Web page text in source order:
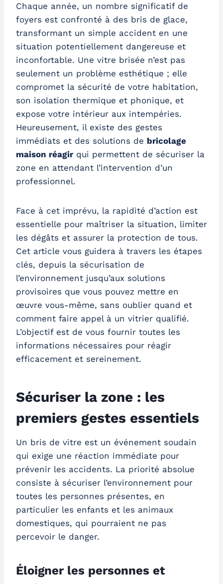
Chaque année, un nombre significatif de
foyers est confronté à des bris de glace,
transformant un simple accident en une
situation potentiellement dangereuse et
inconfortable. Une vitre brisée n’est pas
seulement un problème esthétique ; elle
compromet la sécurité de votre habitation,
son isolation thermique et phonique, et
expose votre intérieur aux intempéries.
Heureusement, il existe des gestes
immédiats et des solutions de bricolage
maison réagir qui permettent de sécuriser la
zone en attendant l’intervention d’un
professionnel.
Face à cet imprévu, la rapidité d’action est
essentielle pour maîtriser la situation, limiter
les dégâts et assurer la protection de tous.
Cet article vous guidera à travers les étapes
clés, depuis la sécurisation de
l’environnement jusqu’aux solutions
provisoires que vous pouvez mettre en
œuvre vous-même, sans oublier quand et
comment faire appel à un vitrier qualifié.
L’objectif est de vous fournir toutes les
informations nécessaires pour réagir
efficacement et sereinement.
Sécuriser la zone : les
premiers gestes essentiels
Un bris de vitre est un événement soudain
qui exige une réaction immédiate pour
prévenir les accidents. La priorité absolue
consiste à sécuriser l’environnement pour
toutes les personnes présentes, en
particulier les enfants et les animaux
domestiques, qui pourraient ne pas
percevoir le danger.
Éloigner les personnes et